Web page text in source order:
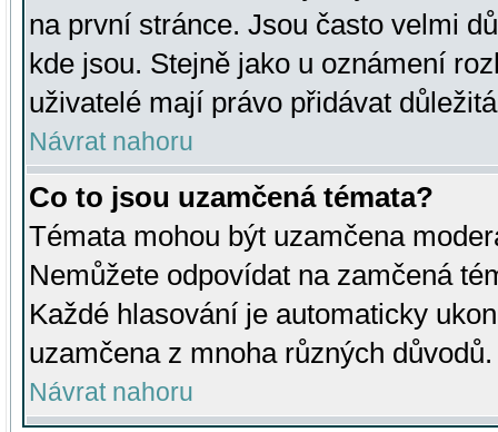
na první stránce. Jsou často velmi
kde jsou. Stejně jako u oznámení
uživatelé mají právo přidávat
Návrat nahoru
Co to jsou uzamčená témata?
Témata mohou být uzamčena
Nemůžete odpovídat na zamčená
Každé hlasování je automaticky
uzamčena z mnoha různých důvodů.
Návrat nahoru